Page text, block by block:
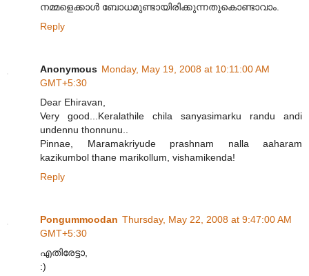
നമ്മളെക്കാള്‍ ബോധമുണ്ടായിരിക്കുന്നതുകൊണ്ടാവാം.
Reply
Anonymous Monday, May 19, 2008 at 10:11:00 AM
GMT+5:30
Dear Ehiravan,
Very good...Keralathile chila sanyasimarku randu andi
undennu thonnunu..
Pinnae, Maramakriyude prashnam nalla aaharam
kazikumbol thane marikollum, vishamikenda!
Reply
Pongummoodan Thursday, May 22, 2008 at 9:47:00 AM
GMT+5:30
എതിരേട്ടാ,
:)